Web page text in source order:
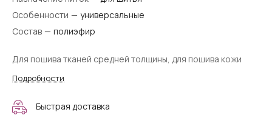
Особенности — универсальные
Состав — полиэфир
Для пошива тканей средней толщины, для пошива кожи
Подробности
Быстрая доставка